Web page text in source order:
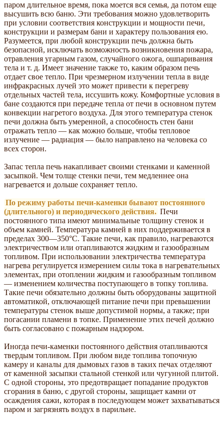
паром длительное время, пока моется вся семья, да потом еще
высушить всю баню. Эти требования можно удовлетворить
при условии соответствия конструкции и мощности печи,
конструкции и размерам бани и характеру пользования ею.
Разумеется, при любой конструкции печь должна быть
безопасной, исключать возможность возникновения пожара,
отравления угарным газом, случайного ожога, ошпаривания
тела и т. д. Имеет значение также то, каким образом печь
отдает свое тепло. При чрезмерном излучении тепла в виде
инфракрасных лучей это может привести к перегреву
отдельных частей тела, иссушить кожу. Комфортные условия в
бане создаются при передаче тепла от печи в основном путем
конвекции нагретого воздуха. Для этого температура стенок
печи должна быть умеренной, а способность стен бани
отражать тепло — как можно больше, чтобы тепловое
излучение — радиация — было направлено на человека со
всех сторон.
Запас тепла печь накапливает своими стенками и каменной
засыпкой. Чем толще стенки печи, тем медленнее она
нагревается и дольше сохраняет тепло.
По режиму работы печи-каменки бывают постоянного
(длительного) и периодического действия. Печи
постоянного типа имеют минимальные толщину стенок и
объем камней. Температура камней в них поддерживается в
пределах 300—350°С. Такие печи, как правило, нагреваются
электричеством или отапливаются жидким и газообразным
топливом. При использовании электричества температура
нагрева регулируется измерением силы тока в нагревательных
элементах, при отоплении жидким и газообразным топливом
— изменением количества поступающего в топку топлива.
Такие печи обязательно должны быть оборудованы защитной
автоматикой, отключающей питание печи при превышении
температуры стенок выше допустимой нормы, а также; при
погасании пламени в топке. Применение этих печей должно
быть согласовано с пожарным надзором.
Иногда печи-каменки постоянного действия отапливаются
твердым топливом. При любом виде топлива топочную
камеру и каналы для дымовых газов в таких печах отделяют
от каменной засыпки стальной стенкой или чугунной плитой.
С одной стороны, это предотвращает попадание продуктов
сгорания в баню, с другой стороны, защищает камни от
осаждения сажи, которая в последующем может захватываться
паром и загрязнять воздух в парильне.